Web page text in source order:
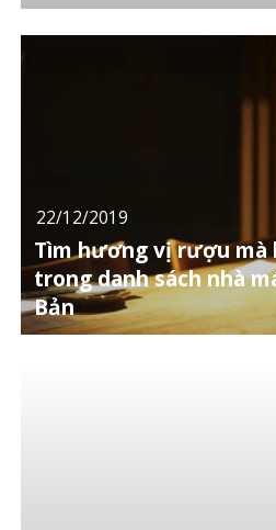
22/12/2019
Tìm hương vị rượu mà
trong danh sách nhà
Bản